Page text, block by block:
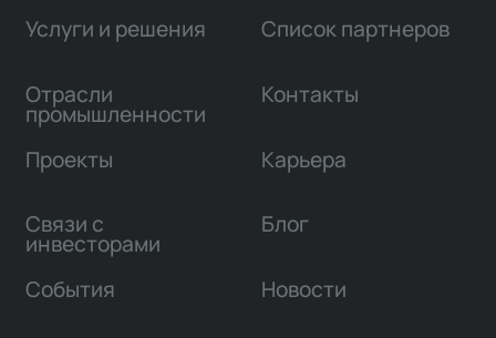
Услуги и решения
Отрасли
промышленности
Проекты
Связи с
инвесторами
Список партнеров
Контакты
Карьера
Блог
События Новости